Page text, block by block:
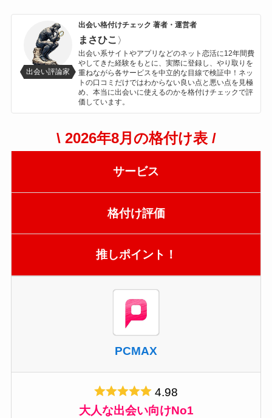
出会い評論家
出会い格付けチェック 著者・運営者
まさひこ 〉
出会い系サイトやアプリなどのネット恋活に12年間費
やしてきた経験をもとに、実際に登録し、やり取りを
重ねながら各サービスを中立的な目線で検証中！ネッ
トの口コミだけではわからない良い点と悪い点を見極
め、本当に出会いに使えるのかを格付けチェックで評
価しています。
\ 2026年8月の格付け表 /
サービス
格付け評価
推しポイント！
PCMAX
4.98
大人な出会い向けNo1